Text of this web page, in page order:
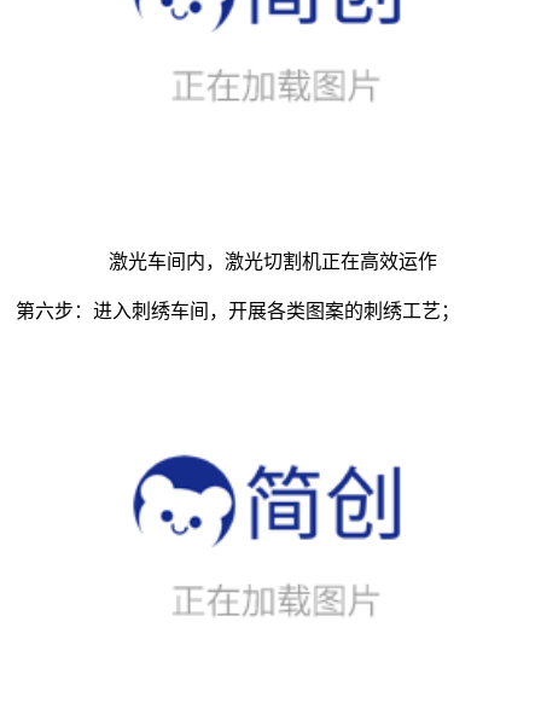
激光车间内，激光切割机正在高效运作
第六步：进入刺绣车间，开展各类图案的刺绣工艺；